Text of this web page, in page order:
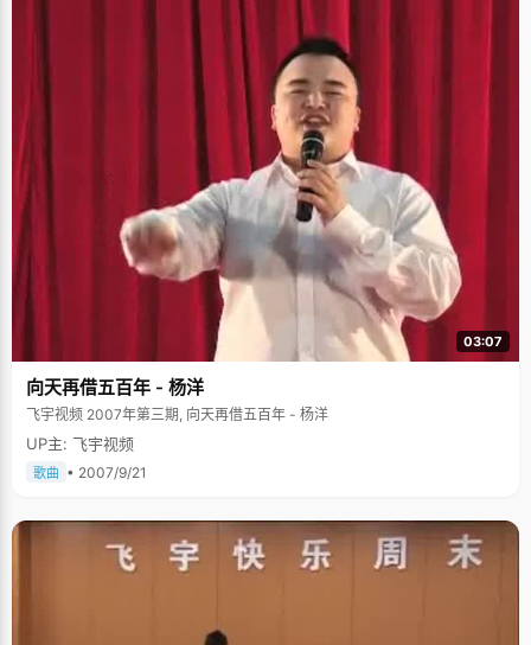
03:07
向天再借五百年 - 杨洋
飞宇视频 2007年第三期, 向天再借五百年 - 杨洋
UP主: 飞宇视频
歌曲 • 2007/9/21